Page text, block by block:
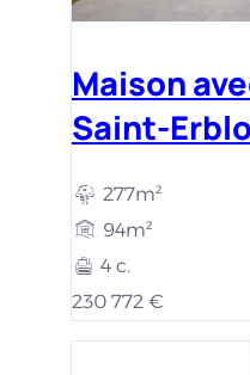
Maison
Saint-
277m²
94m²
4 c.
230 772 €